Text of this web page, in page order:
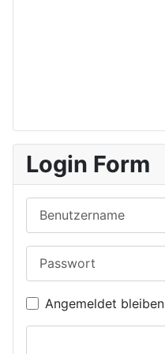
Login Form
Angemeldet bleiben